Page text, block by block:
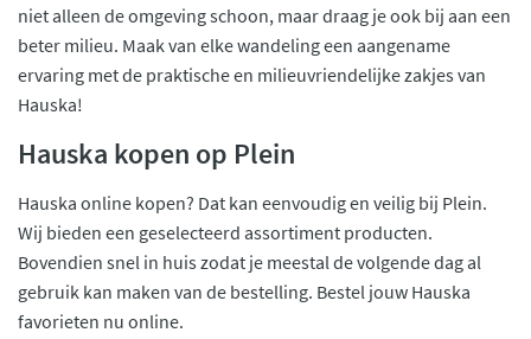
niet alleen de omgeving schoon, maar draag je ook bij aan een
beter milieu. Maak van elke wandeling een aangename
ervaring met de praktische en milieuvriendelijke zakjes van
Hauska!
Hauska kopen op Plein
Hauska online kopen? Dat kan eenvoudig en veilig bij Plein.
Wij bieden een geselecteerd assortiment producten.
Bovendien snel in huis zodat je meestal de volgende dag al
gebruik kan maken van de bestelling. Bestel jouw Hauska
favorieten nu online.